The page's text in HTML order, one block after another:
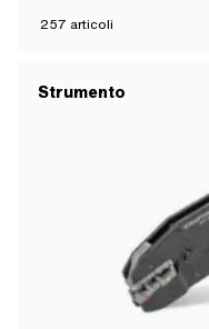
257 articoli
Strumento